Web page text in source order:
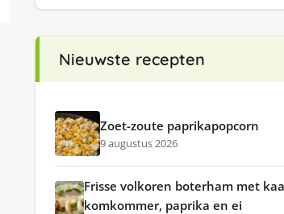
Nieuwste recepten
Zoet-zoute paprikapopcorn
9 augustus 2026
Frisse volkoren boterham met
komkommer, paprika en ei